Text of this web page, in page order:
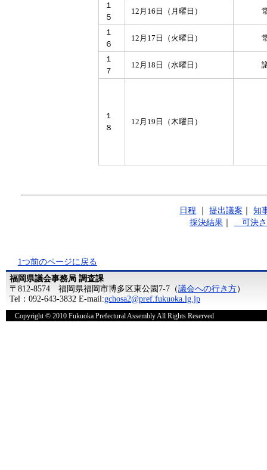
１
５
12月16日（月曜日）
１
６
12月17日（火曜日）
１
７
12月18日（水曜日）
１
８
12月19日（木曜日）
日程 ｜提出議案 ｜知
採決結果 ｜ 可決さ
1つ前のページに戻る
福岡県議会事務局 調査課
〒812-8574 福岡県福岡市博多区東公園7-7（議会への行き方）
Tel：092-643-3832 E-mail:gchosa2@pref.fukuoka.lg.jp
Copyright © 2010 Fukuoka Prefectural Assembly All Rights Reserved